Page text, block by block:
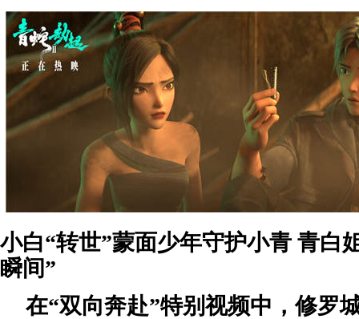
小白“转世”蒙面少年守护小青 青白
瞬间”
在“双向奔赴”特别视频中，修罗